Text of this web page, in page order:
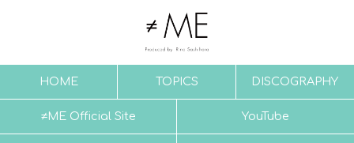
HOME TOPICS DISCOGRAPHY
≠ME Official Site YouTube